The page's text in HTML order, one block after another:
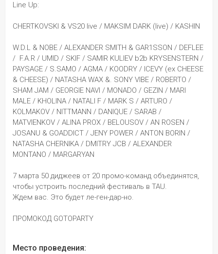
Line Up:
CHERTKOVSKI & VS20 live / MAKSIM DARK (live) / KASHIN
W.D.L & NOBE / ALEXANDER SMITH & GAR1SSON / DEFLEE
/  F.A.R / UMID / SKIF / SAMIR KULIEV b2b KRYSENSTERN /
PAYSAGE / S.SAMO / AGMA / KOODRY / ICEVY (ex CHEESE
& CHEESE) / NATASHA WAX &. SONY VIBE / ROBERTO /
SHAM JAM / GEORGIE NAVI / MONADO / GEZIN / MARI
MALE / KHOLINA / NATALI F / MARK S / ARTURO /
KOLMAKOV / NITTMANN / DANIQUE / SARAB /
MATVIENKOV / ALINA PROX / BELOUSOV / AN ROSEN /
JOSANU & GOADDICT / JENY POWER / ANTON BORIN /
NATASHA CHERNIKA / DMITRY JCB / ALEXANDER
MONTANO / MARGARYAN
7 марта 50 диджеев от 20 промо-команд объединятся,
чтобы устроить последний фестиваль в TAU.
Ждем вас. Это будет ле-ген-дар-но.
ПРОМОКОД GOTOPARTY
Место проведения: